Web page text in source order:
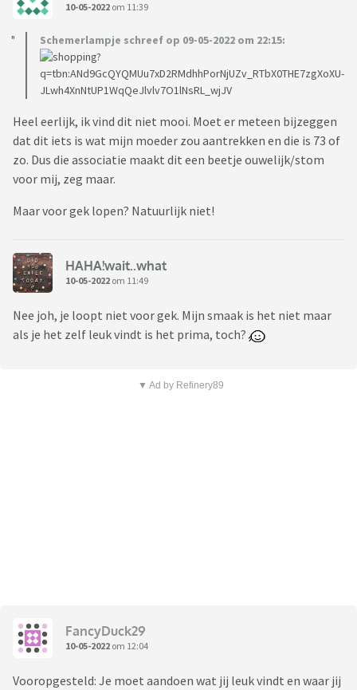
10-05-2022 om 11:39
Schemerlampje schreef op 09-05-2022 om 22:15:
Heel eerlijk, ik vind dit niet mooi. Moet er meteen bijzeggen
dat dit iets is wat mijn moeder zou aantrekken en die is 73 of
zo. Dus die associatie maakt dit een beetje ouwelijk/stom
voor mij, zeg maar.
Maar voor gek lopen? Natuurlijk niet!
HAHA!wait..what
10-05-2022 om 11:49
Nee joh, je loopt niet voor gek. Mijn smaak is het niet maar
als je het zelf leuk vindt is het prima, toch?
▼ Ad by Refinery89
FancyDuck29
10-05-2022 om 12:04
Vooropgesteld: Je moet aandoen wat jij leuk vindt en waar jij